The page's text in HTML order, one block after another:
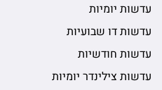
עדשות יומיות
עדשות דו שבועיות
עדשות חודשיות
עדשות צילינדר יומיות